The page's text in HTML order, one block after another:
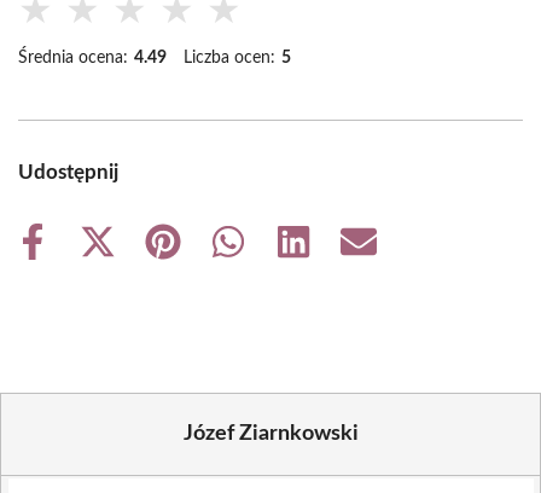
★ ★ ★ ★ ★
Średnia ocena: 4.49 Liczba ocen: 5
Udostępnij
Share
Share
Share
Share
Share
Share
Józef Ziarnkowski